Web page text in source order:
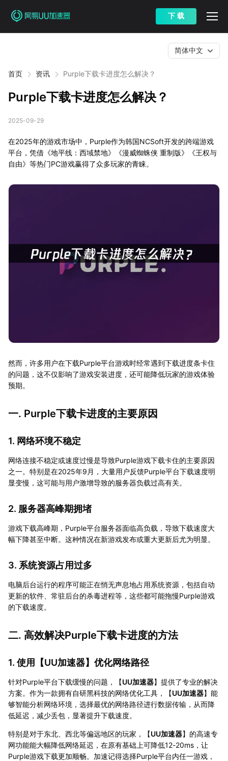
下 载
首页 资讯 Purple下载卡进度怎么解决？
简体中文
Purple下载卡进度怎么解决？
2025-09-29
在2025年的游戏市场中，Purple作为韩国NCSoft开发的跨端游戏
平台，凭借《地平线：西域禁地》《漫威蜘蛛侠 重制版》《王权与
自由》等热门PC游戏赢得了众多玩家的青睐。
然而，许多用户在下载Purple平台游戏时经常遇到下载进度条卡住
的问题，这不仅影响了游戏安装进度，还可能降低玩家的游戏体验
预期。
一. Purple下载卡进度的主要原因
1. 网络环境不稳定
网络连接不稳定或速度过慢是导致Purple游戏下载卡住的主要原因
之一。特别是在2025年9月，大量用户反馈Purple平台下载速度明
显变慢，这可能与用户激增导致的服务器负载过高有关。
2. 服务器高峰期拥堵
游戏下载高峰期，Purple平台服务器面临高负载，导致下载速度大
幅下降甚至中断。这种情况在新游戏发布或重大更新后尤为明显。
3. 系统资源占用过多
电脑后台运行的程序可能正在悄无声息地占用系统资源，包括自动
更新的软件、常驻后台的杀毒进程等，这些都可能拖慢Purple游戏
的下载速度。
二. 高效解决Purple下载卡进度的方法
1. 使用【UU加速器】优化网络路径
针对Purple平台下载缓慢的问题，【UU加速器】提供了专业的解决
方案。作为一款拥有自研黑科技的网络优化工具，【UU加速器】能
够智能分析网络环境，选择最优的网络路径进行数据传输，从而降
低延迟，减少丢包，显著提升下载速度。
特别是对于东北、西北等偏远地区的玩家，【UU加速器】的高速专
网功能能大幅降低网络延迟，在原有基础上可降低12-20ms，让
Purple游戏下载更加顺畅。加速记得选择Purple平台内任一游戏，